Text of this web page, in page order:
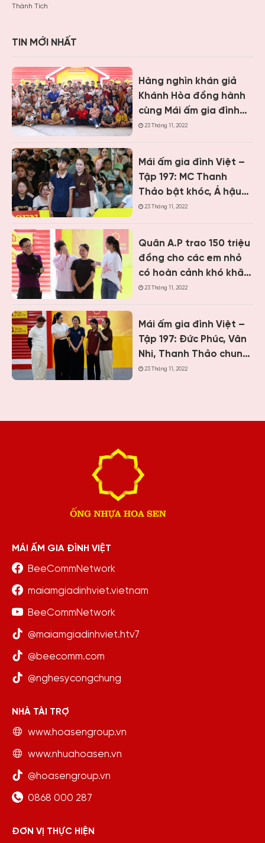
Thành Tích
TIN MỚI NHẤT
Hàng nghìn khán giả
Khánh Hòa đồng hành
cùng Mái ấm gia đình
Việt, trao hơn 9 tỷ
23 Tháng 11, 2022
Mái ấm gia đình Việt –
Tập 197: MC Thanh
Thảo bật khóc, Á hậu
Vân Nhi và ca sĩ Nguyễn
chăm mẹ bệnh tâm
thần
23 Tháng 11, 2022
Quân A.P trao 150 triệu
đồng cho các em nhỏ
có hoàn cảnh khó khăn
khi ghi hình “Mái ấm gia
23 Tháng 11, 2022
Mái ấm gia đình Việt –
Tập 197: Đức Phúc, Vân
Nhi, Thanh Thảo chung
tay giúp hai cô bé có
23 Tháng 11, 2022
MÁI ẤM GIA ĐÌNH VIỆT
BeeCommNetwork
maiamgiadinhviet.vietnam
BeeCommNetwork
@maiamgiadinhviet.htv7
@beecomm.com
@nghesycongchung
NHÀ TÀI TRỢ
www.hoasengroup.vn
www.nhuahoasen.vn
@hoasengroup.vn
0868 000 287
ĐƠN VỊ THỰC HIỆN